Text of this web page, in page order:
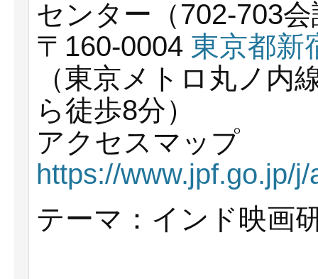
センター（702-703
〒160-0004 東京都新
（東京メトロ丸ノ内
ら徒歩8分）
アクセスマップ
https://www.jpf.go.jp/
テーマ：インド映画